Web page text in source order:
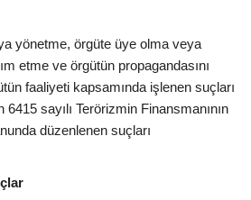
yönetme, örgüte üye olma veya
etme ve örgütün propagandasını
faaliyeti kapsamında işlenen suçları
sayılı Terörizmin Finansmanının
düzenlenen suçları